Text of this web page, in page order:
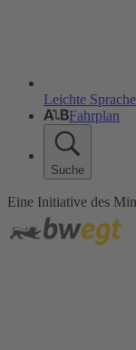
Leichte Sprache
Fahrplan
Suche
Eine Initiative des